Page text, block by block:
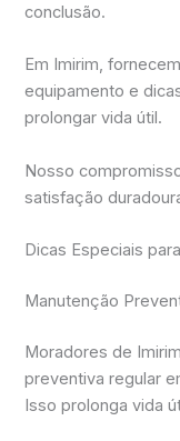
conclusão.
Em Imirim,
equipamento e
prolongar vida útil.
Nosso
satisfação
Dicas Especiais
Manutenção
Moradores de
preventiva regular
Isso prolonga vida